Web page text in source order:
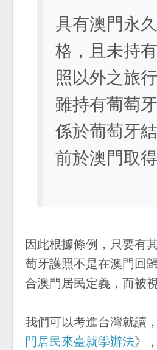
具有澳門永
格，且未持
照以外之旅
雖持有葡萄
係於葡萄牙
前於澳門取得
因此根據條例，只要有
萄牙護照不是在澳門回
合澳門居民定義，而被
我們可以考進台灣就讀
門居民來臺就學辦法》